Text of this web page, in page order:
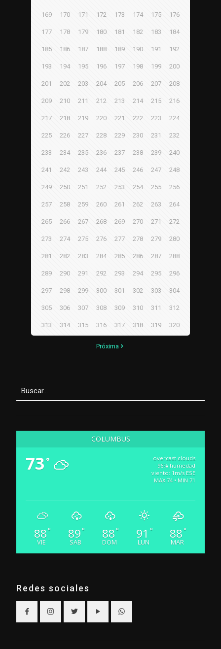
169 170 171 172 173 174 175 176
177 178 179 180 181 182 183 184
185 186 187 188 189 190 191 192
193 194 195 196 197 198 199 200
201 202 203 204 205 206 207 208
209 210 211 212 213 214 215 216
217 218 219 220 221 222 223 224
225 226 227 228 229 230 231 232
233 234 235 236 237 238 239 240
241 242 243 244 245 246 247 248
249 250 251 252 253 254 255 256
257 258 259 260 261 262 263 264
265 266 267 268 269 270 271 272
273 274 275 276 277 278 279 280
281 282 283 284 285 286 287 288
289 290 291 292 293 294 295 296
297 298 299 300 301 302 303 304
305 306 307 308 309 310 311 312
313 314 315 316 317 318 319 320
Próxima
COLUMBUS
73 °
overcast clouds
96% humedad
viento: 1m/s ESE
MAX 74 • MIN 71
88 °
VIE
89 °
SAB
88 °
DOM
91 °
LUN
88 °
MAR
Redes sociales